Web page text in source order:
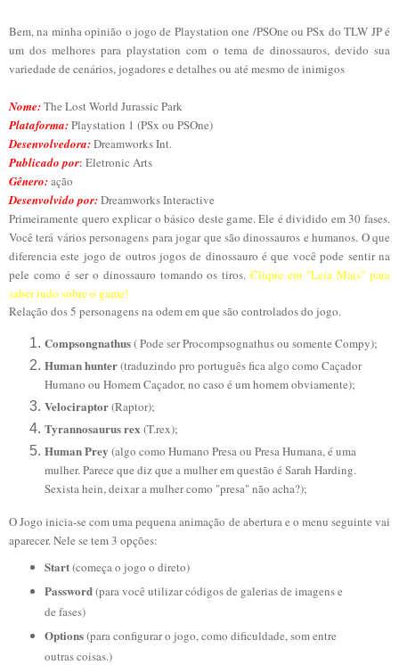
Bem, na minha opinião o jogo de Playstation one /PSOne ou PSx do TLW JP é
um dos melhores para playstation com o tema de dinossauros, devido sua
variedade de cenários, jogadores e detalhes ou até mesmo de inimigos
Nome:The Lost World Jurassic Park
Plataforma:Playstation 1 (PSx ou PSOne)
Desenvolvedora:Dreamworks Int.
Publicado por: Eletronic Arts
Gênero:ação
Desenvolvido por:Dreamworks Interactive
Primeiramente quero explicar o básico deste game. Ele é dividido em 30 fases.
Você terá vários personagens para jogar que são dinossauros e humanos. O que
diferencia este jogo de outros jogos de dinossauro é que você pode sentir na
pele como é ser o dinossauro tomando os tiros.Clique em "Leia Mais" para
saber tudo sobre o game!
Relação dos 5 personagens na odem em que são controlados do jogo.
Compsongnathus( Pode ser Procompsognathus ou somente Compy);
Human hunter(traduzindo pro português fica algo como Caçador
Humano ou Homem Caçador, no caso é um homem obviamente);
Velociraptor(Raptor);
Tyrannosaurus rex (T.rex);
Human Prey (algo como Humano Presa ou Presa Humana, é uma
mulher. Parece que diz que a mulher em questão é Sarah Harding.
Sexista hein, deixar a mulher como "presa" não acha?);
O Jogo inicia-se com uma pequena animação de abertura e o menu seguinte vai
aparecer. Nele se tem 3 opções:
Start(começa o jogo o direto)
Password(para você utilizar códigos de galerias de imagens e
de fases)
Options(para configurar o jogo, como dificuldade, som entre
outras coisas.)